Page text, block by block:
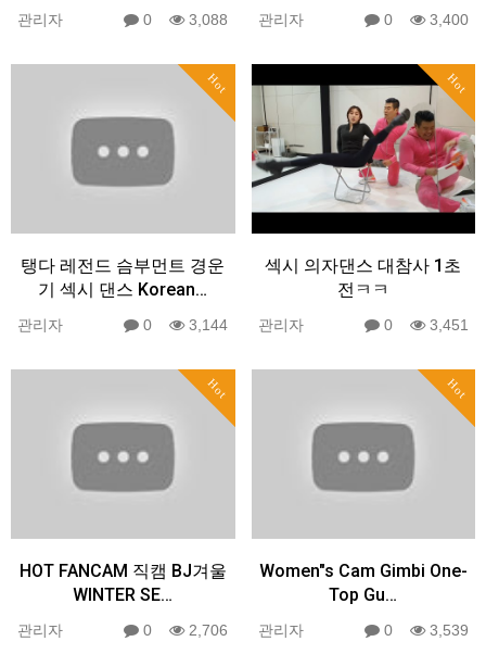
관리자 0 3,088 관리자 0 3,400
Hot
탱다 레전드 슴부먼트 경운
기 섹시 댄스 Korean…
관리자 0 3,144
Hot
섹시 의자댄스 대참사 1초
전ㅋㅋ
관리자 0 3,451
Hot
HOT FANCAM 직캠 BJ겨울
WINTER SE…
관리자 0 2,706
Hot
Women"s Cam Gimbi One-
Top Gu…
관리자 0 3,539